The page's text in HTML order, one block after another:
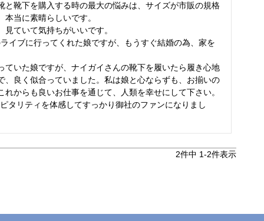
靴下を購入する時の最大の悩みは、サイズが市販の規格
当に素晴らしいです。
ていて気持ちがいいです。
イブに行ってくれた娘ですが、もうすぐ結婚の為、家を
いた娘ですが、ナイガイさんの靴下を履いたら履き心地
良く似合っていました。私は娘と心ならずも、お揃いの
からも良いお仕事を通じて、人類を幸せにして下さい。
タリティを体感してすっかり御社のファンになりまし
2件中 1-2件表示